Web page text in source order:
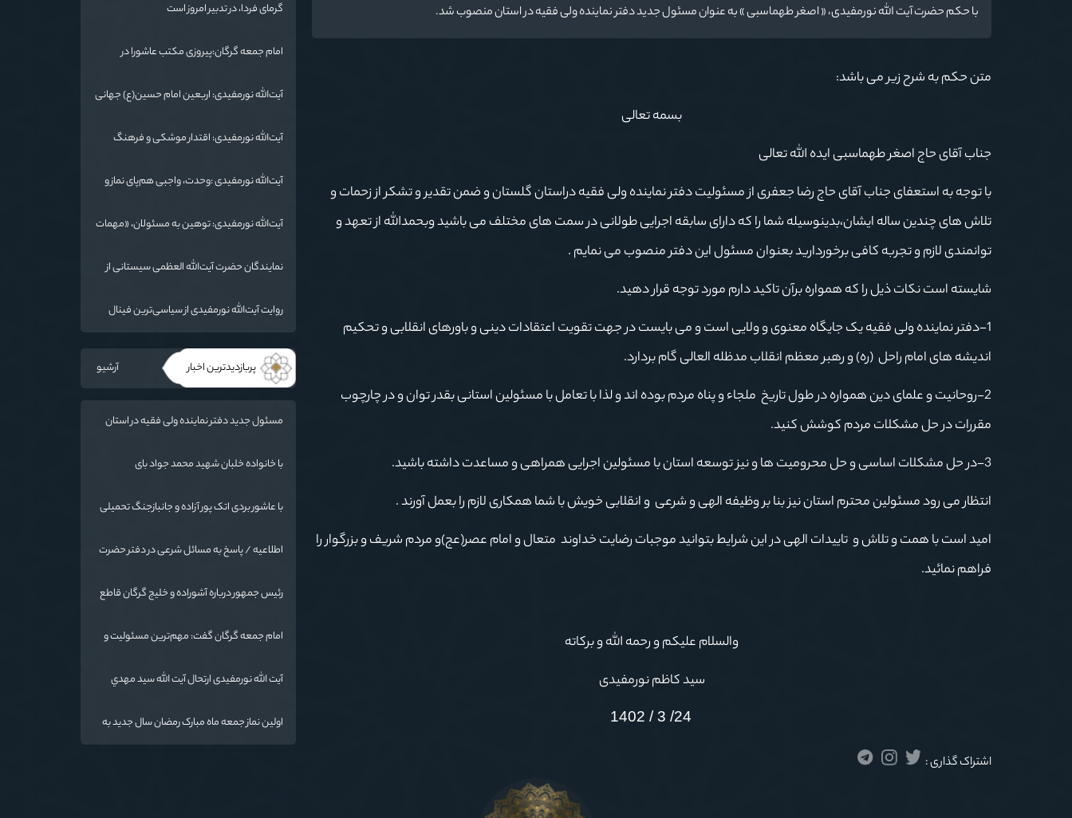
با حکم حضرت آیت الله نورمفیدی، « اصغر طهماسبی » به عنوان مسئول جدید دفتر نماینده ولی فقیه در استان منصوب شد.
متن حکم به شرح زیر می باشد:
بسمه تعالی
جناب آقای حاج اصغر طهماسبی ایده الله تعالی
با توجه به استعفای جناب آقای حاج رضا جعفری از مسئولیت دفتر نماینده ولی فقیه دراستان گلستان و ضمن تقدیر و تشکر از زحمات و
تلاش های چندین ساله ایشان،بدینوسیله شما را که دارای سابقه اجرایی طولانی در سمت های مختلف می باشید وبحمدالله از تعهد و
توانمندی لازم و تجربه کافی برخوردارید بعنوان مسئول این دفتر منصوب می نمایم .
شایسته است نکات ذیل را که همواره برآن تاکید دارم مورد توجه قرار دهید.
1-دفتر نماینده ولی فقیه یک جایگاه معنوی و ولایی است و می بایست در جهت تقویت اعتقادات دینی و باورهای انقلابی و تحکیم
اندیشه های امام راحل (ره) و رهبر معظم انقلاب مدظله العالی گام بردارد.
2-روحانیت و علمای دین همواره در طول تاریخ ملجاء و پناه مردم بوده اند و لذا با تعامل با مسئولین استانی بقدر توان و در چارچوب
مقررات در حل مشکلات مردم کوشش کنید.
3-در حل مشکلات اساسی و حل محرومیت ها و نیز توسعه استان با مسئولین اجرایی همراهی و مساعدت داشته باشید.
انتظار می رود مسئولین محترم استان نیز بنا بر وظیفه الهی و شرعی و انقلابی خویش با شما همکاری لازم را بعمل آورند .
امید است با همت و تلاش و تاییدات الهی در این شرایط بتوانید موجبات رضایت خداوند متعال و امام عصر(عج)و مردم شریف و بزرگوار را
فراهم نمائید.
والسلام علیکم و رحمه الله و برکاته
سید کاظم نورمفیدی
24/ 3 / 1402
اشتراک گذاری :
گرمای فردا، در تدبیر امروز است
امام جمعه گرگان:پیروزی مکتب عاشورا در
نمی‌شود
آیت‌الله نورمفیدی: اربعین امام حسین(ع) جهانی
تهمت به مسئولان حد شرعی دارد
آیت‌الله نورمفیدی: اقتدار موشکی و فرهنگ
تا ضرورت روایتگری جهانی
آیت‌الله نورمفیدی :وحدت، واجبی هم‌پای نماز و
آیت‌الله نورمفیدی: توهین به مسئولان، «مهمات
به جای جنگ است
نمایندگان حضرت آیت‌الله العظمی سیستانی از
کردند
روایت آیت‌الله نورمفیدی از سیاسی‌ترین فینال
می‌نشیند
پربازدیدترین اخبار
آرشیو
مسئول جدید دفتر نماینده ولی فقیه در استان
با خانواده خلبان شهید محمد جواد بای
با عاشور بردی اتک پور آزاده و جانبازجنگ تحمیلی
اطلاعیه / پاسخ به مسائل شرعی در دفتر حضرت
رئیس جمهور درباره آشوراده و خلیج گرگان قاطع
امام جمعه گرگان گفت: مهم‌ترین مسئولیت و
دانش‌آموزان، انسان‌سازی و تربیت نیروهای موثر
و مفید برای آینده ایران اسلامی است.
آیت الله نورمفیدی ارتحال آیت الله سيد مهدي
اولین نماز جمعه ماه مبارک رمضان سال جدید به